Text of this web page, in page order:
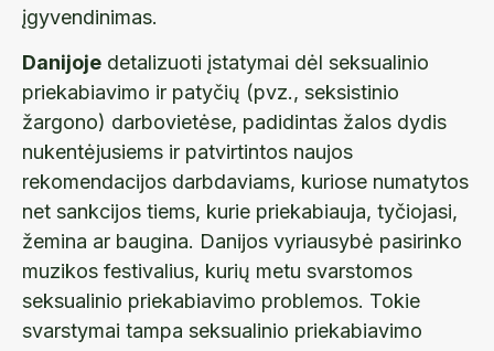
įgyvendinimas.
Danijoje detalizuoti įstatymai dėl seksualinio
priekabiavimo ir patyčių (pvz., seksistinio
žargono) darbovietėse, padidintas žalos dydis
nukentėjusiems ir patvirtintos naujos
rekomendacijos darbdaviams, kuriose numatytos
net sankcijos tiems, kurie priekabiauja, tyčiojasi,
žemina ar baugina. Danijos vyriausybė pasirinko
muzikos festivalius, kurių metu svarstomos
seksualinio priekabiavimo problemos. Tokie
svarstymai tampa seksualinio priekabiavimo